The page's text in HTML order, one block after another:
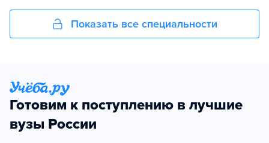
Показать все специальности
Готовим к поступлению в лучшие
вузы России